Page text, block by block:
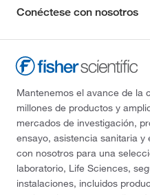
Conéctese con nosotros
Mantenemos el avance de la
millones de productos y
mercados de investigación,
ensayo, asistencia sanitaria
con nosotros para una
laboratorio, Life Sciences,
instalaciones, incluidos